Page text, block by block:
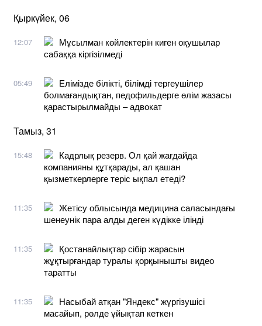
Қыркүйек, 06
12:07
Мұсылман көйлектерін киген оқушылар
сабаққа кіргізілмеді
05:49
Елімізде білікті, білімді тергеушілер
болмағандықтан, педофильдерге өлім жазасы
қарастырылмайды – адвокат
Тамыз, 31
15:48
Кадрлық резерв. Ол қай жағдайда
компанияны құтқарады, ал қашан
қызметкерлерге теріс ықпал етеді?
11:35
Жетісу облысында медицина саласындағы
шенеунік пара алды деген күдікке ілінді
11:35
Қостанайлықтар сібір жарасын
жұқтырғандар туралы қорқынышты видео
таратты
11:35
Насыбай атқан "Яндекс" жүргізушісі
масайып, рөлде ұйықтап кеткен